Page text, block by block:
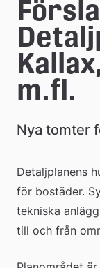
m.fl.
Nya tomter
Detaljplanens
för bostäder.
tekniska
till och från